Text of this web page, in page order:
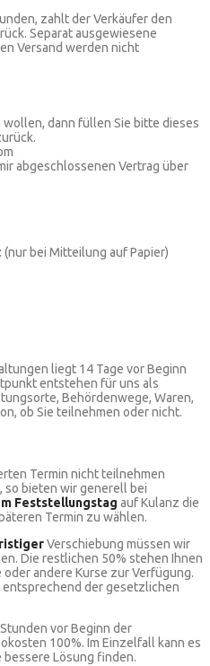
zahlt der Verkäufer den
Separat ausgewiesene
Versand werden nicht
dann füllen Sie bitte dieses
abgeschlossenen Vertrag über
bei Mitteilung auf Papier)
liegt 14 Tage vor Beginn
entstehen für uns als
Behördenwege, Waren,
ob Sie teilnehmen oder nicht.
Termin nicht teilnehmen
so bieten wir generell bei
Feststellungstag auf Kulanz die
Termin zu wählen.
Verschiebung müssen wir
Die restlichen 50% stehen Ihnen
andere Kurse zur Verfügung.
der gesetzlichen
vor Beginn der
100%. Im Einzelfall kann es
bessere Lösung finden.